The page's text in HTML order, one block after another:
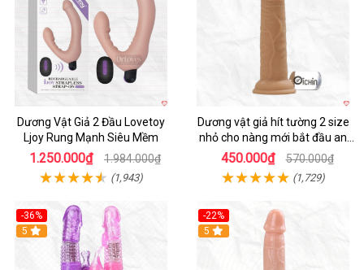
Dương Vật Giả 2 Đầu Lovetoy
Ljoy Rung Mạnh Siêu Mềm
1.250.000₫ 1.984.000₫
(1,943)
Dương vật giả hít tường 2 size
nhỏ cho nàng mới bắt đầu an
toàn dễ dùng
450.000₫ 570.000₫
(1,729)
-36%
Hot
5
-22%
Hot
5